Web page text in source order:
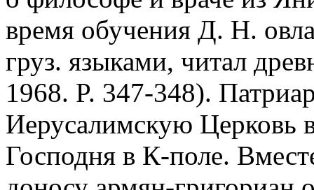
время обучения Д. Н.
груз. языками, читал
1968. P. 347-348).
Иерусалимскую Церковь
Господня в К-поле.